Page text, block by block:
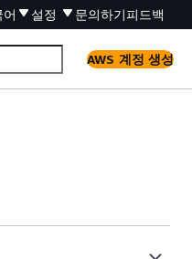
어 설정 문의하기피드백
AWS 계정 생성